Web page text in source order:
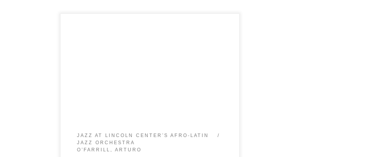
JAZZ AT LINCOLN CENTER’S AFRO-LATIN
JAZZ ORCHESTRA
O’FARRILL, ARTURO